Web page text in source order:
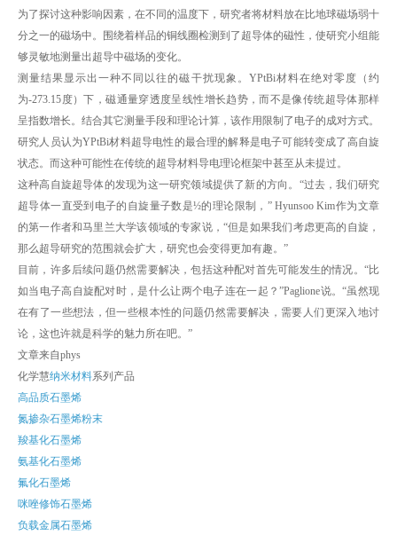
为了探讨这种影响因素，在不同的温度下，研究者将材料放在比地球磁场弱十
分之一的磁场中。围绕着样品的铜线圈检测到了超导体的磁性，使研究小组能
够灵敏地测量出超导中磁场的变化。
测量结果显示出一种不同以往的磁干扰现象。YPtBi材料在绝对零度（约
为-273.15度）下，磁通量穿透度呈线性增长趋势，而不是像传统超导体那样
呈指数增长。结合其它测量手段和理论计算，该作用限制了电子的成对方式。
研究人员认为YPtBi材料超导电性的最合理的解释是电子可能转变成了高自旋
状态。而这种可能性在传统的超导材料导电理论框架中甚至从未提过。
这种高自旋超导体的发现为这一研究领域提供了新的方向。“过去，我们研究
超导体一直受到电子的自旋量子数是½的理论限制，” Hyunsoo Kim作为文章
的第一作者和马里兰大学该领域的专家说，“但是如果我们考虑更高的自旋，
那么超导研究的范围就会扩大，研究也会变得更加有趣。”
目前，许多后续问题仍然需要解决，包括这种配对首先可能发生的情况。“比
如当电子高自旋配对时，是什么让两个电子连在一起？”Paglione说。“虽然现
在有了一些想法，但一些根本性的问题仍然需要解决，需要人们更深入地讨
论，这也许就是科学的魅力所在吧。”
文章来自phys
化学慧纳米材料系列产品
高品质石墨烯
氮掺杂石墨烯粉末
羧基化石墨烯
氨基化石墨烯
氟化石墨烯
咪唑修饰石墨烯
负载金属石墨烯